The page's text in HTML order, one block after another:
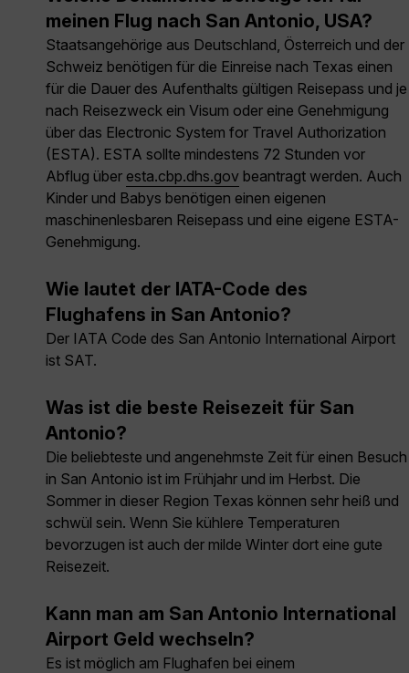
meinen Flug nach San Antonio, USA?
Staatsangehörige aus Deutschland, Österreich und der
Schweiz benötigen für die Einreise nach Texas einen
für die Dauer des Aufenthalts gültigen Reisepass und je
nach Reisezweck ein Visum oder eine Genehmigung
über das Electronic System for Travel Authorization
(ESTA). ESTA sollte mindestens 72 Stunden vor
Abflug über esta.cbp.dhs.gov beantragt werden. Auch
Kinder und Babys benötigen einen eigenen
maschinenlesbaren Reisepass und eine eigene ESTA-
Genehmigung.
Wie lautet der IATA-Code des
Flughafens in San Antonio?
Der IATA Code des San Antonio International Airport
ist SAT.
Was ist die beste Reisezeit für San
Antonio?
Die beliebteste und angenehmste Zeit für einen Besuch
in San Antonio ist im Frühjahr und im Herbst. Die
Sommer in dieser Region Texas können sehr heiß und
schwül sein. Wenn Sie kühlere Temperaturen
bevorzugen ist auch der milde Winter dort eine gute
Reisezeit.
Kann man am San Antonio International
Airport Geld wechseln?
Es ist möglich am Flughafen bei einem